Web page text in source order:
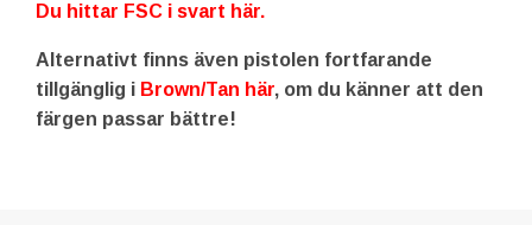
Du hittar FSC i svart här.
Alternativt finns även pistolen fortfarande
tillgänglig i Brown/Tan här, om du känner att den
färgen passar bättre!